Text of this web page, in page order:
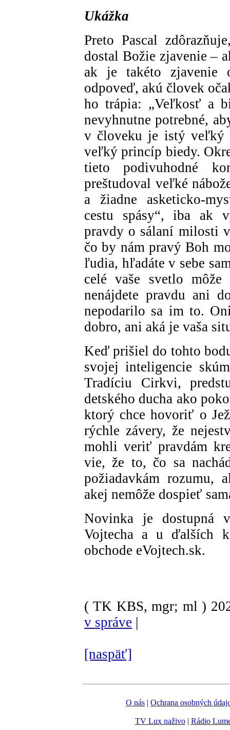
Ukážka
Preto Pascal
dostal Božie zjavenie –
ak je takéto zjavenie
odpoveď, akú človek
ho trápia: „Veľkosť a
nevyhnutne potrebné,
v človeku je istý veľký
veľký princíp biedy.
tieto podivuhodné
preštudoval veľké
a žiadne asketicko-
cestu spásy“, iba ak
pravdy o sálaní milosti
čo by nám pravý Boh
ľudia, hľadáte v sebe
celé vaše svetlo
nenájdete pravdu ani
nepodarilo sa im to.
dobro, ani aká je vaša
Keď prišiel do tohto
svojej inteligencie
Tradíciu Cirkvi,
detského ducha ako
ktorý chce hovoriť o
rýchle závery, že
mohli veriť pravdám
vie, že to, čo sa
požiadavkám rozumu,
akej nemôže dospieť
Novinka je dostupná
Vojtecha a u ďalších
obchode eVojtech.sk.
( TK KBS, mgr; ml )
v správe |
[naspäť]
O nás | Ochrana osobných
TV Lux naživo| Rádio